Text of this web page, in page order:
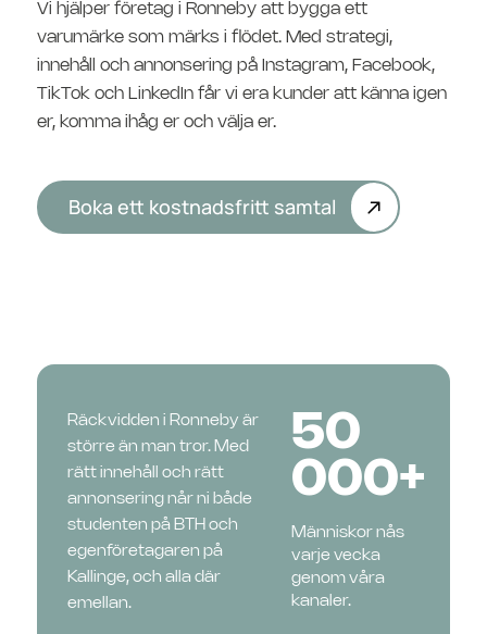
Vi hjälper företag i Ronneby att bygga ett
varumärke som märks i flödet. Med strategi,
innehåll och annonsering på Instagram, Facebook,
TikTok och LinkedIn får vi era kunder att känna igen
er, komma ihåg er och välja er.
Boka ett kostnadsfritt samtal
Räckvidden i Ronneby är
större än man tror. Med
rätt innehåll och rätt
annonsering når ni både
studenten på BTH och
egenföretagaren på
Kallinge, och alla där
emellan.
50
000+
Människor nås
varje vecka
genom våra
kanaler.